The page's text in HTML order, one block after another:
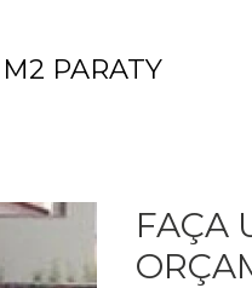
PARATY
FAÇA